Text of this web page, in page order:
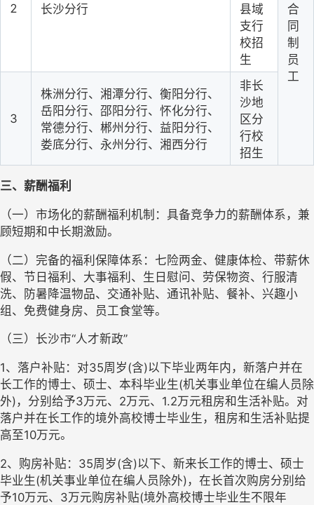
合
同
制
员
工
2 长沙分行
县域
支行
校招
生
3
株洲分行、湘潭分行、衡阳分行、
岳阳分行、邵阳分行、怀化分行、
常德分行、郴州分行、益阳分行、
娄底分行、永州分行、湘西分行
非长
沙地
区分
行校
招生
三、薪酬福利
（一）市场化的薪酬福利机制：具备竞争力的薪酬体系，兼
顾短期和中长期激励。
（二）完备的福利保障体系：七险两金、健康体检、带薪休
假、节日福利、大事福利、生日慰问、劳保物资、行服清
洗、防暑降温物品、交通补贴、通讯补贴、餐补、兴趣小
组、免费健身房、员工食堂等。
（三）长沙市“人才新政”
1、落户补贴：对35周岁(含)以下毕业两年内，新落户并在
长工作的博士、硕士、本科毕业生(机关事业单位在编人员除
外)，分别给予3万元、2万元、1.2万元租房和生活补贴。对
落户并在长工作的境外高校博士毕业生，租房和生活补贴提
高至10万元。
2、购房补贴：35周岁(含)以下、新来长工作的博士、硕士
毕业生(机关事业单位在编人员除外)，在长首次购房分别给
予10万元、3万元购房补贴(境外高校博士毕业生不限年